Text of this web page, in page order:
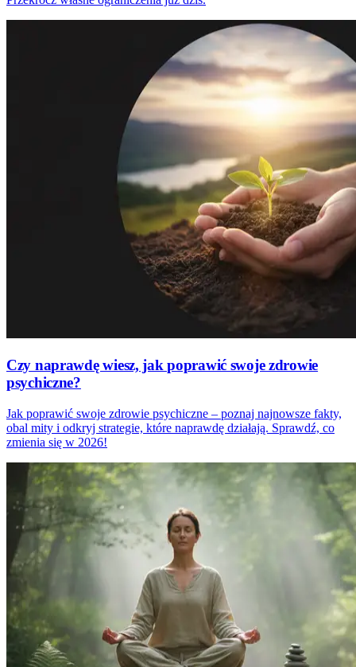
Czy naprawdę wiesz, jak poprawić swoje zdrowie
psychiczne?
Jak poprawić swoje zdrowie psychiczne – poznaj najnowsze fakty,
obal mity i odkryj strategie, które naprawdę działają. Sprawdź, co
zmienia się w 2026!